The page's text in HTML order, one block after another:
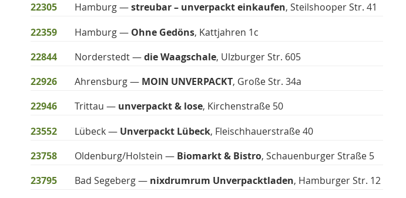
22305
Hamburg —streubar – unverpackt einkaufen, Steilshooper Str. 41
22359
Hamburg — Ohne Gedöns, Kattjahren 1c
22844
Norderstedt —die Waagschale, Ulzburger Str. 605
22926
Ahrensburg — MOIN UNVERPACKT, Große Str. 34a
22946
Trittau — unverpackt & lose, Kirchenstraße 50
23552
Lübeck — Unverpackt Lübeck, Fleischhauerstraße 40
23758
Oldenburg/Holstein — Biomarkt & Bistro, Schauenburger Straße 5
23795
Bad Segeberg — nixdrumrum Unverpacktladen, Hamburger Str. 12